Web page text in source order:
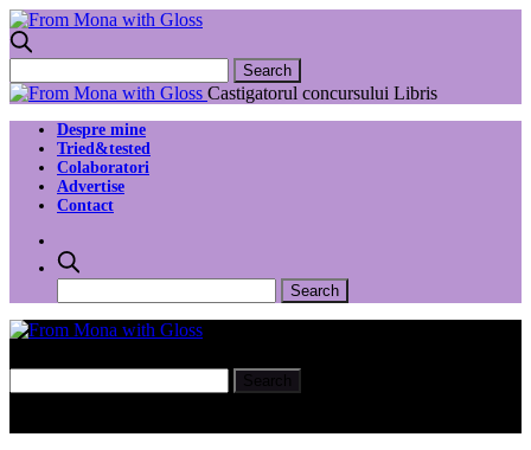
Castigatorul concursului Libris
Despre mine
Tried&tested
Colaboratori
Advertise
Contact